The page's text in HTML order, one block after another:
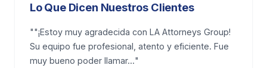
Lo Que Dicen Nuestros Clientes
""¡Estoy muy agradecida con LA Attorneys Group!
Su equipo fue profesional, atento y eficiente. Fue
muy bueno poder llamar..."